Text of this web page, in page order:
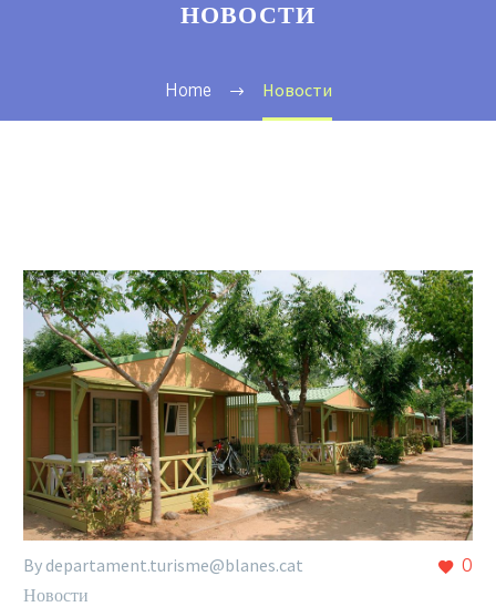
НОВОСТИ
Home Новости
0
By departament.turisme@blanes.cat
Новости